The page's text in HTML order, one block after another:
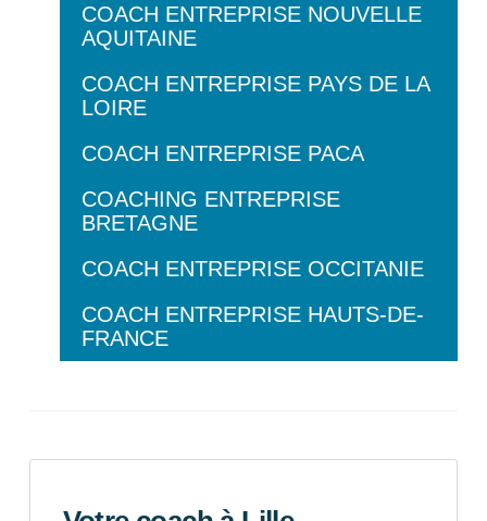
COACH ENTREPRISE NOUVELLE
AQUITAINE
COACH ENTREPRISE PAYS DE LA
LOIRE
COACH ENTREPRISE PACA
COACHING ENTREPRISE
BRETAGNE
COACH ENTREPRISE OCCITANIE
COACH ENTREPRISE HAUTS-DE-
FRANCE